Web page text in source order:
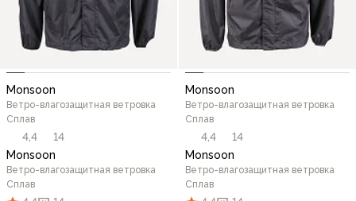
Monsoon
Ветро-влагозащитная ветровка
Сплав
4,4
14
Monsoon
Ветро-влагозащитная ветровка
Сплав
Monsoon
Ветро-влагозащитная ветровка
Сплав
4,4
14
Monsoon
Ветро-влагозащитная ветровка
Сплав